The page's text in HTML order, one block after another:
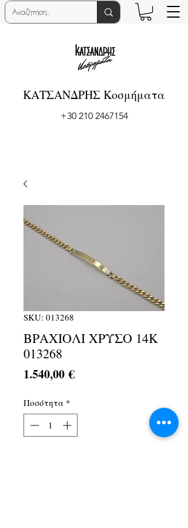
ΚΑΤΣΑΝΔΡΗΣ Κοσμήματα
+30 210 2467154
SKU: 013268
ΒΡΑΧΙΟΛΙ ΧΡΥΣΟ 14Κ
013268
1.540,00 €Τιμή
Ποσότητα *